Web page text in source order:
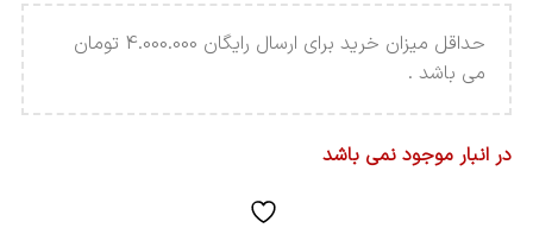
حداقل میزان خرید برای ارسال رایگان 4.000.000 تومان
می باشد .
در انبار موجود نمی باشد